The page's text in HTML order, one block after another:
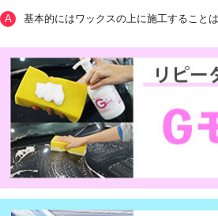
基本的にはワックスの上に施工すること